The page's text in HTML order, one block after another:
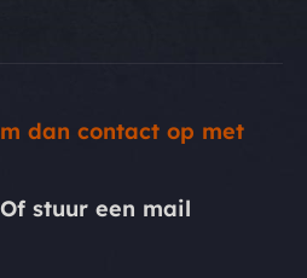
dan contact op met
Of stuur een mail